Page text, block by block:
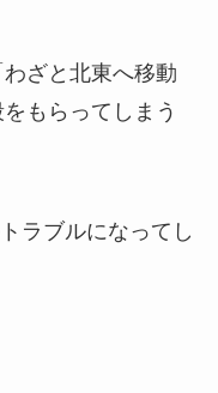
ざと北東へ移動
もらってしまう
ラブルになってし